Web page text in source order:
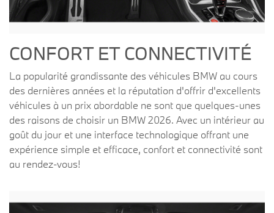
CONFORT ET CONNECTIVITÉ
La popularité grandissante des véhicules BMW au cours
des dernières années et la réputation d'offrir d'excellents
véhicules à un prix abordable ne sont que quelques-unes
des raisons de choisir un BMW 2026. Avec un intérieur au
goût du jour et une interface technologique offrant une
expérience simple et efficace, confort et connectivité sont
au rendez-vous!